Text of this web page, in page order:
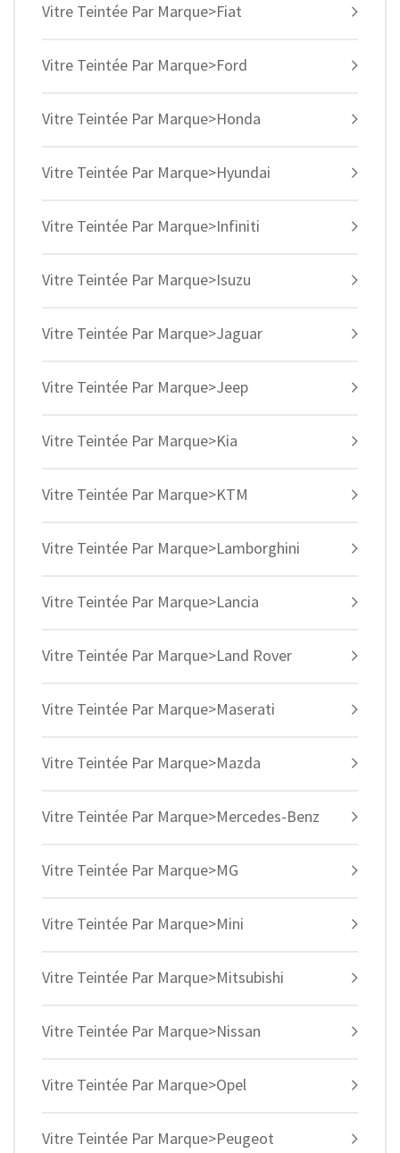
Vitre Teintée Par Marque>Fiat
Vitre Teintée Par Marque>Ford
Vitre Teintée Par Marque>Honda
Vitre Teintée Par Marque>Hyundai
Vitre Teintée Par Marque>Infiniti
Vitre Teintée Par Marque>Isuzu
Vitre Teintée Par Marque>Jaguar
Vitre Teintée Par Marque>Jeep
Vitre Teintée Par Marque>Kia
Vitre Teintée Par Marque>KTM
Vitre Teintée Par Marque>Lamborghini
Vitre Teintée Par Marque>Lancia
Vitre Teintée Par Marque>Land Rover
Vitre Teintée Par Marque>Maserati
Vitre Teintée Par Marque>Mazda
Vitre Teintée Par Marque>Mercedes-Benz
Vitre Teintée Par Marque>MG
Vitre Teintée Par Marque>Mini
Vitre Teintée Par Marque>Mitsubishi
Vitre Teintée Par Marque>Nissan
Vitre Teintée Par Marque>Opel
Vitre Teintée Par Marque>Peugeot